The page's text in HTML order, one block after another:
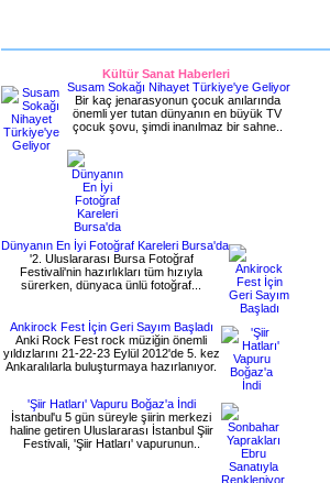
Kültür Sanat Haberleri
Susam Sokağı Nihayet Türkiye'ye Geliyor
Bir kaç jenarasyonun çocuk anılarında
önemli yer tutan dünyanın en büyük TV
çocuk şovu, şimdi inanılmaz bir sahne..
Dünyanın En İyi Fotoğraf Kareleri Bursa'da
'2. Uluslararası Bursa Fotoğraf
Festivali'nin hazırlıkları tüm hızıyla
sürerken, dünyaca ünlü fotoğraf...
Ankirock Fest İçin Geri Sayım Başladı
Anki Rock Fest rock müziğin önemli
yıldızlarını 21-22-23 Eylül 2012'de 5. kez
Ankaralılarla buluşturmaya hazırlanıyor.
'Şiir Hatları' Vapuru Boğaz'a İndi
İstanbul'u 5 gün süreyle şiirin merkezi
haline getiren Uluslararası İstanbul Şiir
Festivali, 'Şiir Hatları' vapurunun..